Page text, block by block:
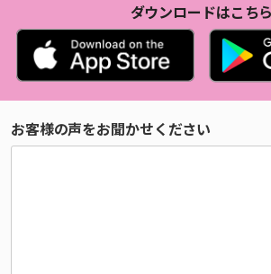
ダウンロードはこちら
お客様の声をお聞かせください